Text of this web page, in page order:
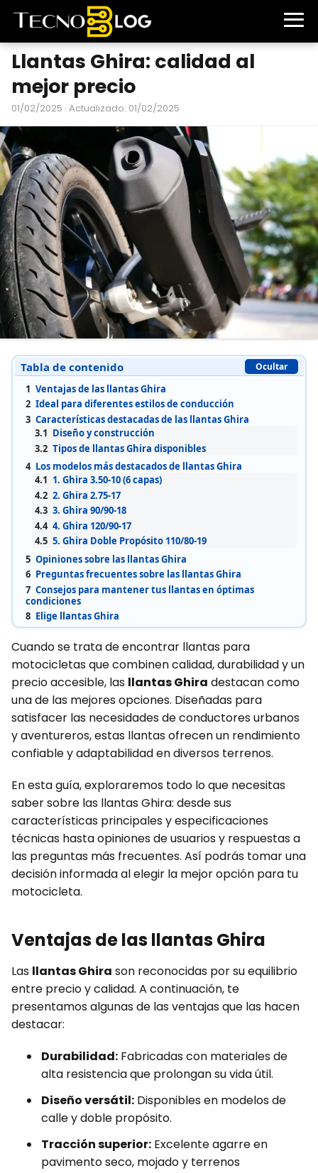
Llantas Ghira: calidad al
mejor precio
01/02/2025 · Actualizado: 01/02/2025
Tabla de contenido Ocultar
1 Ventajas de las llantas Ghira
2 Ideal para diferentes estilos de conducción
3 Características destacadas de las llantas Ghira
3.1 Diseño y construcción
3.2 Tipos de llantas Ghira disponibles
4 Los modelos más destacados de llantas Ghira
4.1 1. Ghira 3.50-10 (6 capas)
4.2 2. Ghira 2.75-17
4.3 3. Ghira 90/90-18
4.4 4. Ghira 120/90-17
4.5 5. Ghira Doble Propósito 110/80-19
5 Opiniones sobre las llantas Ghira
6 Preguntas frecuentes sobre las llantas Ghira
7 Consejos para mantener tus llantas en óptimas
condiciones
8 Elige llantas Ghira
Cuando se trata de encontrar llantas para
motocicletas que combinen calidad, durabilidad y un
precio accesible, las llantas Ghira destacan como
una de las mejores opciones. Diseñadas para
satisfacer las necesidades de conductores urbanos
y aventureros, estas llantas ofrecen un rendimiento
confiable y adaptabilidad en diversos terrenos.
En esta guía, exploraremos todo lo que necesitas
saber sobre las llantas Ghira: desde sus
características principales y especificaciones
técnicas hasta opiniones de usuarios y respuestas a
las preguntas más frecuentes. Así podrás tomar una
decisión informada al elegir la mejor opción para tu
motocicleta.
Ventajas de las llantas Ghira
Las llantas Ghira son reconocidas por su equilibrio
entre precio y calidad. A continuación, te
presentamos algunas de las ventajas que las hacen
destacar:
Durabilidad: Fabricadas con materiales de
alta resistencia que prolongan su vida útil.
Diseño versátil: Disponibles en modelos de
calle y doble propósito.
Tracción superior: Excelente agarre en
pavimento seco, mojado y terrenos